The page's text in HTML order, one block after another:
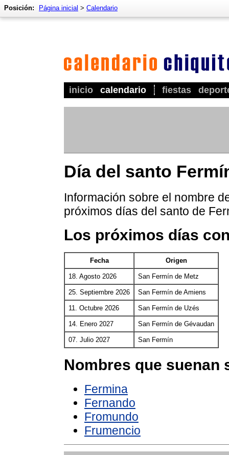
inicio calendario fiestas
Posición: Página inicial > Calendario
Día del santo
Información sobre el nombre
próximos días del santo de
Los próximos días
Fecha Origen
18. Agosto 2026 San Fermín de Metz
25. Septiembre 2026 San Fermín de Amiens
11. Octubre 2026 San Fermín de Uzés
14. Enero 2027 San Fermín de Gévaudan
07. Julio 2027 San Fermín
Nombres que suenan
Fermina
Fernando
Fromundo
Frumencio